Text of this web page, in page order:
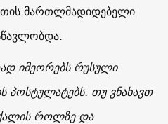
მართლმადიდებელი
იმეორებს რუსული
პოსტულატებს. თუ ვნახავთ
ქალის როლზე და